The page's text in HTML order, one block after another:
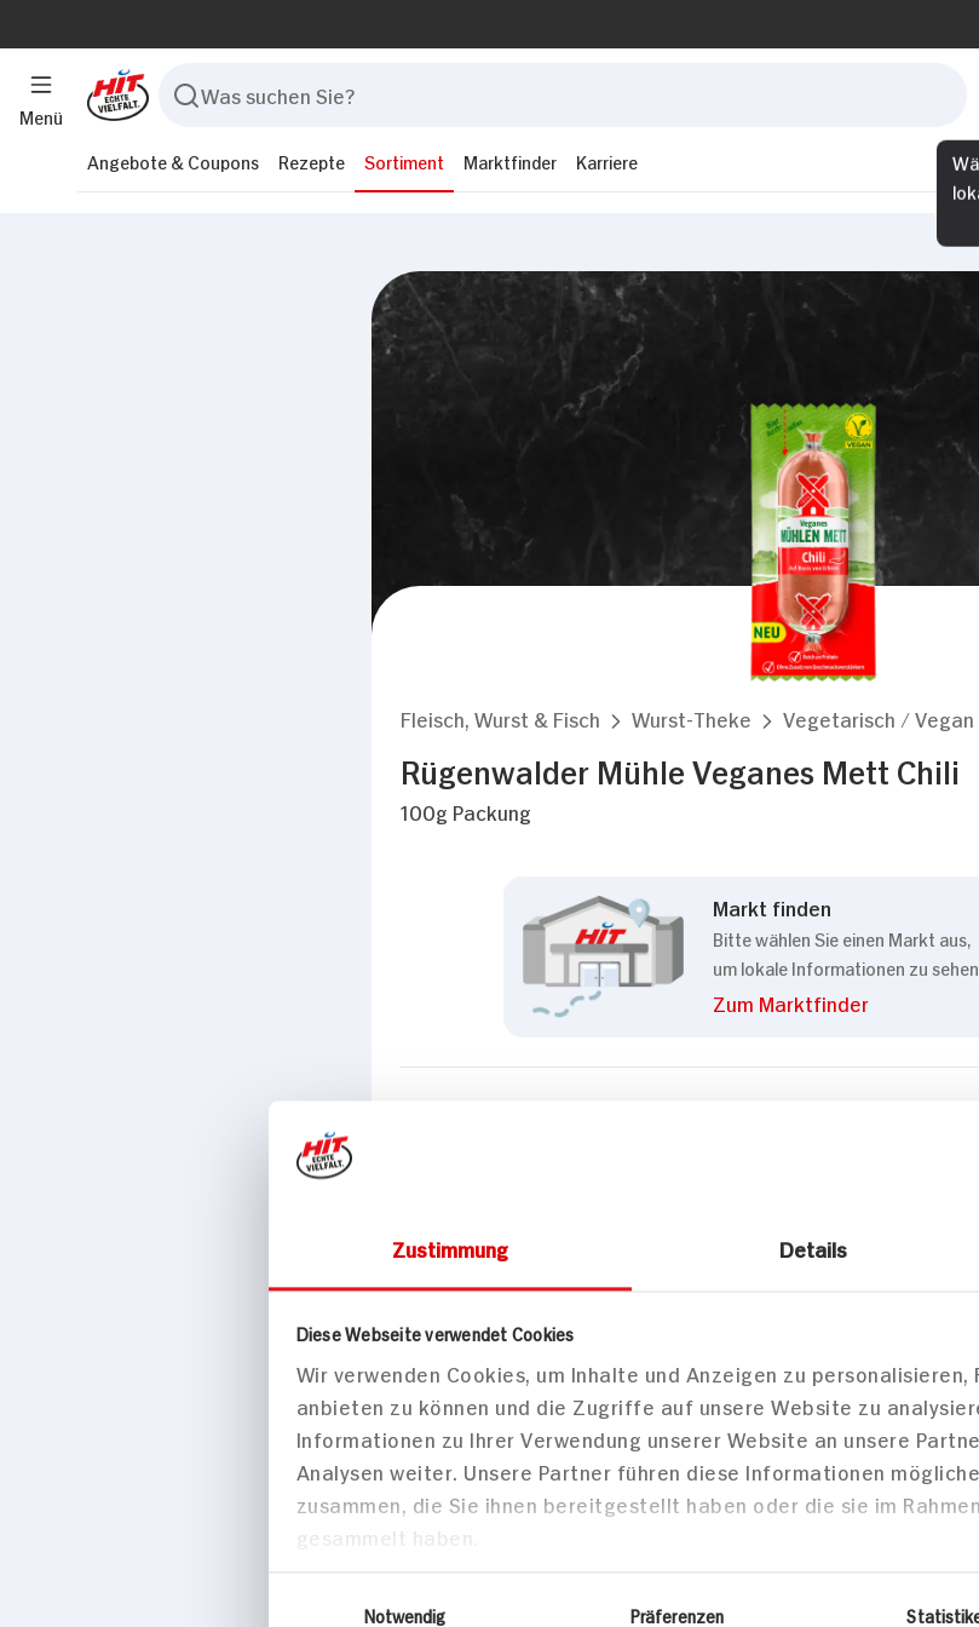
Zustimmung Details
Diese Webseite verwendet Cookies
Wir verwenden Cookies, um Inhalte und Anzeigen zu
anbieten zu können und die Zugriffe auf unsere Website zu
Informationen zu Ihrer Verwendung unserer Website an unsere
Analysen weiter. Unsere Partner führen diese Informationen
zusammen, die Sie ihnen bereitgestellt haben oder die sie im
gesammelt haben.
Notwendig
Präferenzen
Menü
Angebote & Coupons Rezepte Sortiment Marktfinder Karriere
Fleisch, Wurst & Fisch Wurst-Theke Vegetarisch / Vegan
Rügenwalder Mühle Veganes Mett Chili
100g Packung
Markt finden
Bitte wählen Sie einen Markt aus,
um lokale Informationen zu sehen.
Zum Marktfinder
Rügenwalder Mühle
Passende Rezepte
Kartoffelsalat